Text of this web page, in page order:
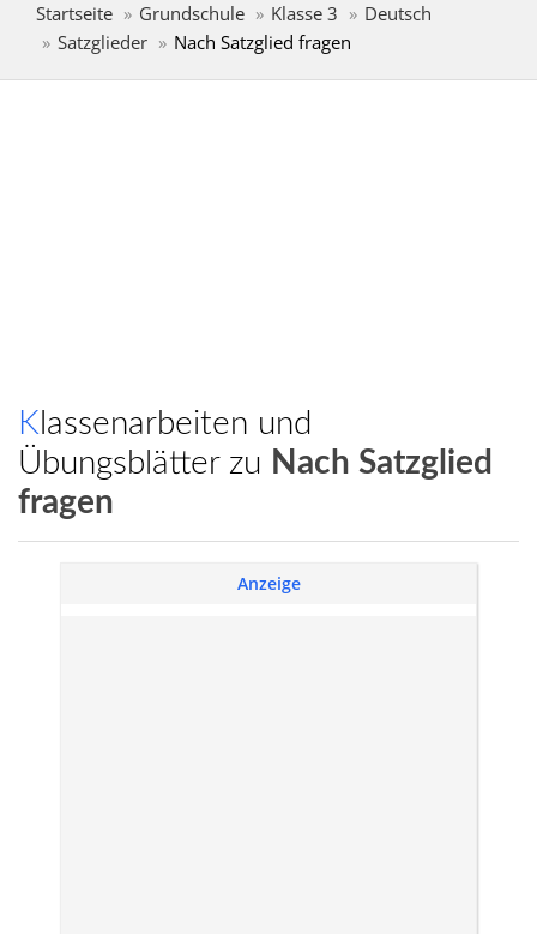
Startseite Grundschule Klasse 3
Deutsch
Satzglieder
Nach Satzglied fragen
Klassenarbeiten und
Übungsblätter zu Nach Satzglied
fragen
Anzeige